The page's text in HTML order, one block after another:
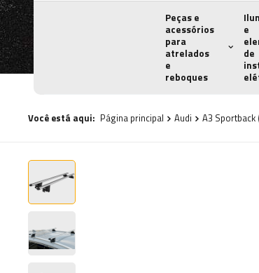
Peças e
acessórios
para
atrelados
e
reboques
e
de
Você está aqui: Página principal Audi A3 Sportback